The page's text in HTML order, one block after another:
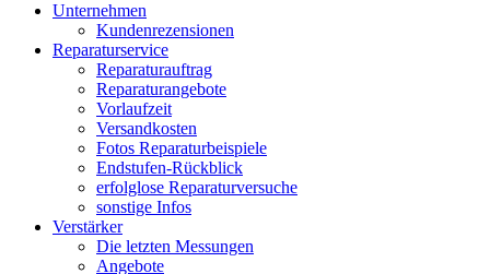
Unternehmen
Kundenrezensionen
Reparaturservice
Reparaturauftrag
Reparaturangebote
Vorlaufzeit
Versandkosten
Fotos Reparaturbeispiele
Endstufen-Rückblick
erfolglose Reparaturversuche
sonstige Infos
Verstärker
Die letzten Messungen
Angebote